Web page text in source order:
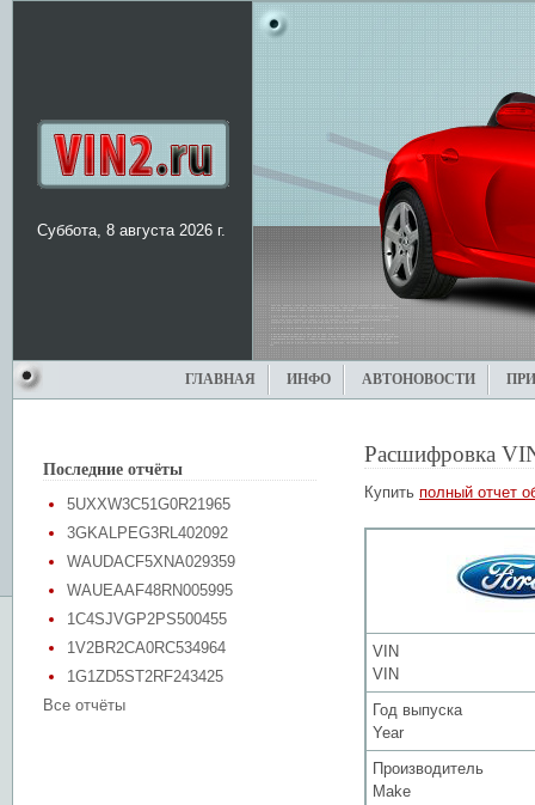
Суббота, 8 августа 2026 г.
ГЛАВНАЯ ИНФО АВТОНОВОСТИ
Последние отчёты
5UXXW3C51G0R21965
3GKALPEG3RL402092
WAUDACF5XNA029359
WAUEAAF48RN005995
1C4SJVGP2PS500455
1V2BR2CA0RC534964
1G1ZD5ST2RF243425
Все отчёты
Расшифровка
Купить полный отчет
VIN
VIN
Год выпуска
Year
Производитель
Make